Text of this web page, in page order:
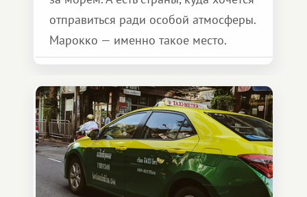
отправиться ради особой атмосферы.
Марокко — именно такое место.